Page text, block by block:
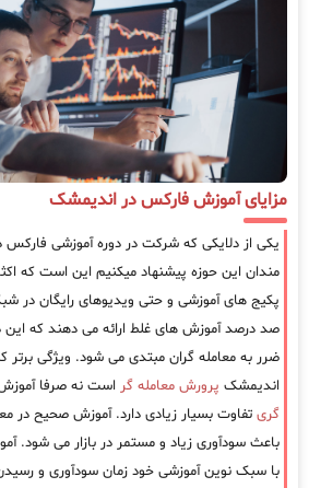
مزایای آموزش فارکس در اندیمشک
یکی از دلایکی که شرکت در دوره آموزشی فارکس
مندان این حوزه پیشنهاد میکنیم این است که
پکیج های آموزشی و حتی ویدیوهای رایگان در
صد درصد آموزش های غلط ارائه می دهند که
ضرر به معامله گران مبتدی می شود. ویژگی
اندیمشک پرورش معامله گر است نه صرفا آموزش
گری تفاوت بسیار زیادی دارد. آموزش صحیح در
باعث سودآوری زیاد و مستمر در بازار می شود.
با سبک نوین آموزشی خود زمان سودآوری و